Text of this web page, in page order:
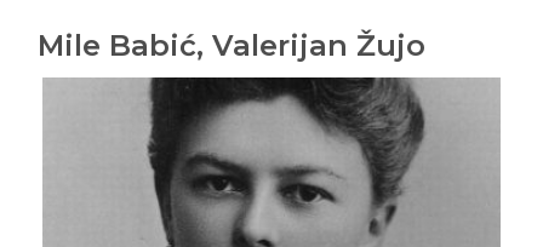
Mile Babić, Valerijan Žujo